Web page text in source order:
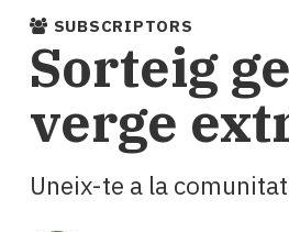
i
turisme
Cultura
Esports
Mai
tant!
i
SUBSCRIPTORS
Sorteig
verge
Uneix-te a la